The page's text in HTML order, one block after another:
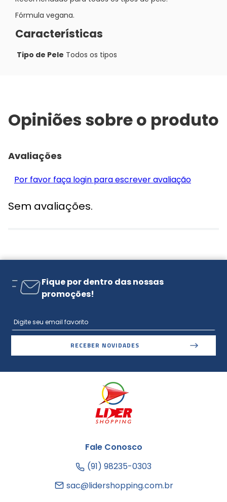
Fórmula vegana.
Características
Tipo de Pele Todos os tipos
Opiniões sobre o produto
Avaliações
Por favor faça login para escrever avaliação
Sem avaliações.
Fique por dentro das nossas
promoções!
RECEBER NOVIDADES
Fale Conosco
(91) 98235-0303
sac@lidershopping.com.br